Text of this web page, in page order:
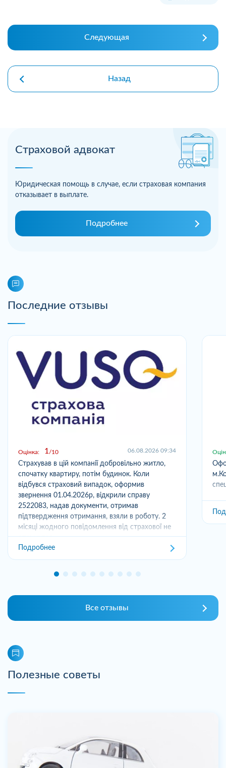
Страховой адвокат
Юридическая помощь в случае, если страховая компания
отказывает в выплате.
Подробнее
Последние отзывы
Оцінка: 1 10 06.08.2026 09:34
Страхував в цій компанії добровільно житло,
спочатку квартиру, потім будинок. Коли
відбувся страховий випадок, оформив
звернення 01.04.2026р, відкрили справу
2522083, надав документи, отримав
підтвердження отримання, взяли в роботу. 2
місяці жодного повідомлення від страхової не
отримував,...
Подробнее
Все отзывы
Полезные советы
Следующая
Назад